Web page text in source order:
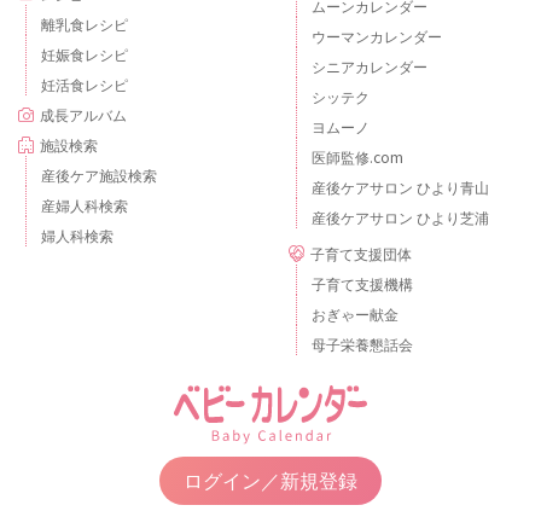
離乳食レシピ
妊娠食レシピ
妊活食レシピ
成長アルバム
施設検索
産後ケア施設検索
産婦人科検索
婦人科検索
ムーンカレンダー
ウーマンカレンダー
シニアカレンダー
シッテク
ヨムーノ
医師監修.com
産後ケアサロン ひより青山
産後ケアサロン ひより芝浦
子育て支援団体
子育て支援機構
おぎゃー献金
母子栄養懇話会
ログイン／新規登録